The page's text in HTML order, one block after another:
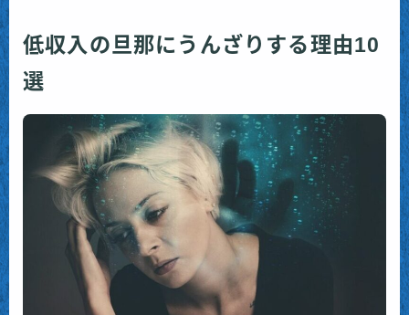
低収入の旦那にうんざりする理由10
選